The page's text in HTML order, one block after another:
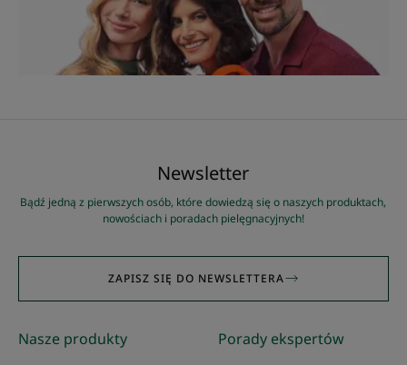
Newsletter
Bądź jedną z pierwszych osób, które dowiedzą się o naszych produktach,
nowościach i poradach pielęgnacyjnych!
ZAPISZ SIĘ DO NEWSLETTERA
Nasze produkty
Porady ekspertów